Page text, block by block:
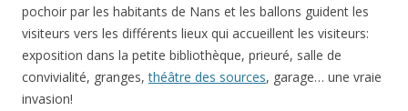
pochoir par les habitants de Nans et les ballons guident les
visiteurs vers les différents lieux qui accueillent les visiteurs:
exposition dans la petite bibliothèque, prieuré, salle de
convivialité, granges,théâtre des sources, garage… une vraie
invasion!